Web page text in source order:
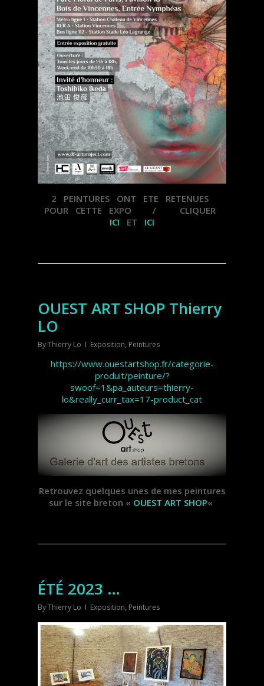
2 PEINTURES ONT ETE RETENUES
POUR CETTE EXPO / CLIQUER
ICI ET ICI
OUEST ART SHOP Thierry
LO
ByThierry Lo Exposition, Peintures
https://www.ouestartshop.fr/categorie-
produit/peinture/?
swoof=1&pa_auteurs=thierry-
lo&really_curr_tax=17-product_cat
Retrouvez quelques unes de mes peintures
sur le site breton « OUEST ART SHOP«
ÉTÉ 2023 …
ByThierry Lo Exposition, Peintures